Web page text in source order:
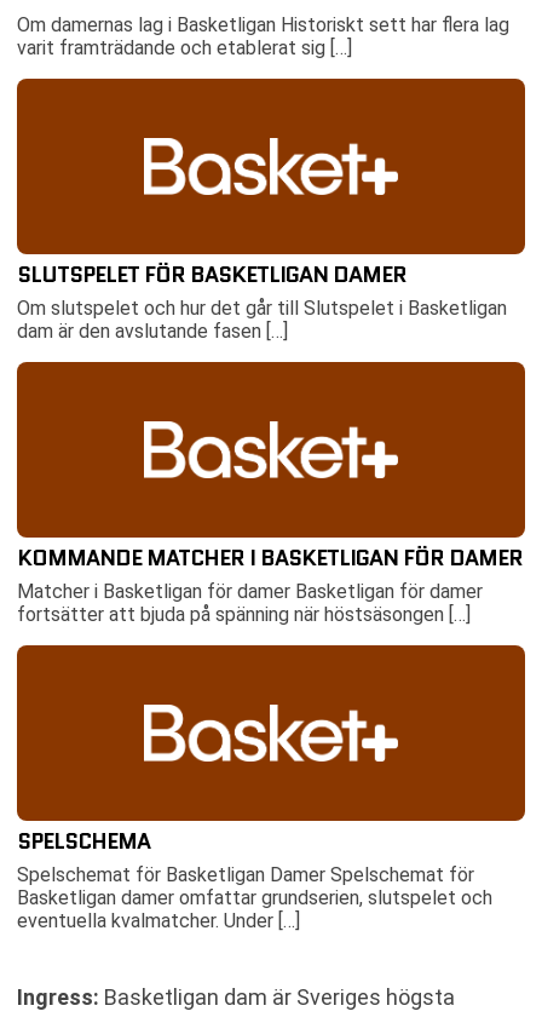
Om damernas lag i Basketligan Historiskt sett har flera lag
varit framträdande och etablerat sig […]
SLUTSPELET FÖR BASKETLIGAN DAMER
Om slutspelet och hur det går till Slutspelet i Basketligan
dam är den avslutande fasen […]
KOMMANDE MATCHER I BASKETLIGAN FÖR DAMER
Matcher i Basketligan för damer Basketligan för damer
fortsätter att bjuda på spänning när höstsäsongen […]
SPELSCHEMA
Spelschemat för Basketligan Damer Spelschemat för
Basketligan damer omfattar grundserien, slutspelet och
eventuella kvalmatcher. Under […]
Ingress: Basketligan dam är Sveriges högsta